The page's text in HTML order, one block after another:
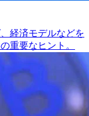
経済モデルなどを
重要なヒント。